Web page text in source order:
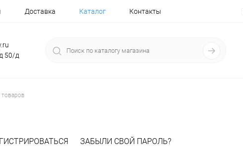
Доставка Каталог Контакты
50/д
товаров
ЗАБЫЛИ СВОЙ ПАРОЛЬ?